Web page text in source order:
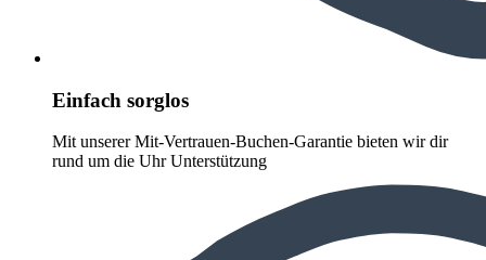
Einfach sorglos
Mit unserer Mit-Vertrauen-Buchen-Garantie bieten wir dir
rund um die Uhr Unterstützung